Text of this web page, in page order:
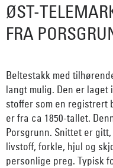
ØST-
FRA
Beltestakk med
langt mulig. Den er laget
stoffer som en registrert
er fra ca 1850-tallet.
Porsgrunn. Snittet er
livstoff, forkle, hjul og
personlige preg. Typisk